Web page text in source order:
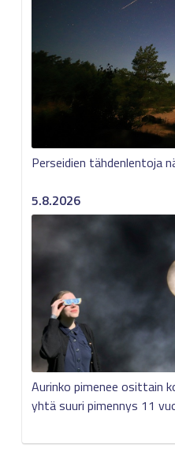
Perseidien tähdenlentoja
5.8.2026
Aurinko pimenee osittain
yhtä suuri pimennys 11